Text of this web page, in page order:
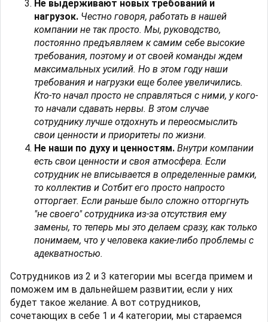
Не выдерживают новых требований и
нагрузок. Честно говоря, работать в нашей
компании не так просто. Мы, руководство,
постоянно предъявляем к самим себе высокие
требования, поэтому и от своей команды ждем
максимальных усилий. Но в этом году наши
требования и нагрузки еще более увеличились.
Кто-то начал просто не справляться с ними, у кого-
то начали сдавать нервы. В этом случае
сотруднику лучше отдохнуть и переосмыслить
свои ценности и приоритеты по жизни.
Не наши по духу и ценностям. Внутри компании
есть свои ценности и своя атмосфера. Если
сотрудник не вписывается в определенные рамки,
то коллектив и Сотбит его просто напросто
отторгает. Если раньше было сложно отторгнуть
"не своего" сотрудника из-за отсутствия ему
замены, то теперь мы это делаем сразу, как только
понимаем, что у человека какие-либо проблемы с
адекватностью.
Сотрудников из 2 и 3 категории мы всегда примем и
поможем им в дальнейшем развитии, если у них
будет такое желание. А вот сотрудников,
сочетающих в себе 1 и 4 категории, мы стараемся